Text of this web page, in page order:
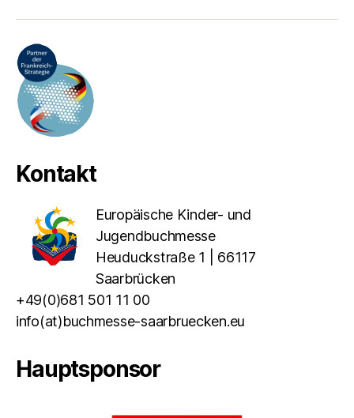
Kontakt
Europäische Kinder- und
Jugendbuchmesse
Heuduckstraße 1 | 66117
Saarbrücken
+49(0)681 501 11 00
info(at)buchmesse-saarbruecken.eu
Hauptsponsor